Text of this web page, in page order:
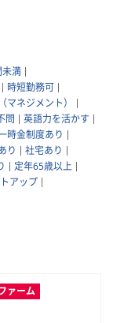
満
時短勤務可
マネジメント）
問
英語力を活かす
時金制度あり
り
社宅あり
定年65歳以上
アップ
ァーム